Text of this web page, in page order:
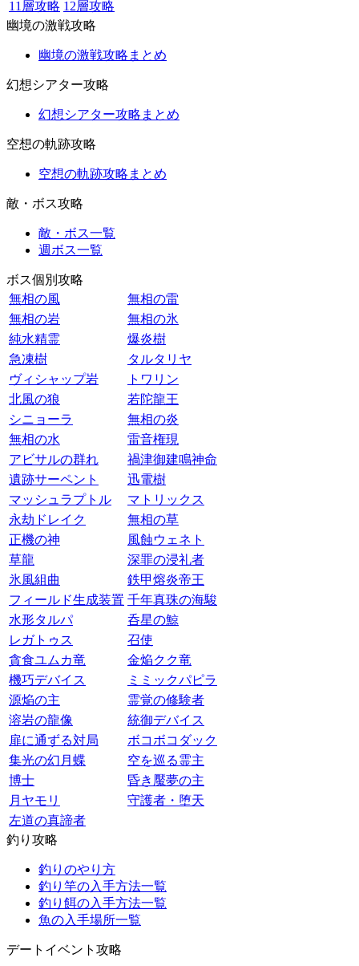
11層攻略 12層攻略
幽境の激戦攻略
幽境の激戦攻略まとめ
幻想シアター攻略
幻想シアター攻略まとめ
空想の軌跡攻略
空想の軌跡攻略まとめ
敵・ボス攻略
敵・ボス一覧
週ボス一覧
ボス個別攻略
無相の風
無相の雷
無相の岩
無相の氷
純水精霊
爆炎樹
急凍樹
タルタリヤ
ヴィシャップ岩
トワリン
北風の狼
若陀龍王
シニョーラ
無相の炎
無相の水
雷音権現
アビサルの群れ
禍津御建鳴神命
遺跡サーペント
迅電樹
マッシュラプトル
マトリックス
永劫ドレイク
無相の草
正機の神
風蝕ウェネト
草龍
深罪の浸礼者
氷風組曲
鉄甲熔炎帝王
フィールド生成装置 千年真珠の海駿
水形タルパ
呑星の鯨
レガトゥス
召使
貪食ユムカ竜
金焔クク竜
機巧デバイス
ミミックパピラ
源焔の主
霊覚の修験者
溶岩の龍像
統御デバイス
扉に通ずる対局
ボコボコダック
集光の幻月蝶
空を巡る霊主
博士
昏き魘夢の主
月ヤモリ
守護者・堕天
左道の真諦者
釣り攻略
釣りのやり方
釣り竿の入手方法一覧
釣り餌の入手方法一覧
魚の入手場所一覧
デートイベント攻略